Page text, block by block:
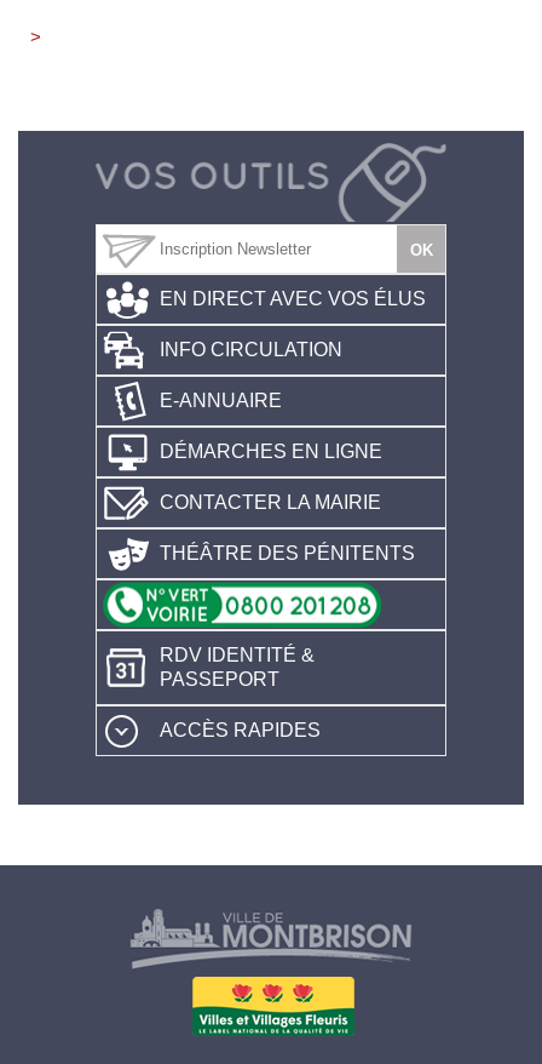
>
EN DIRECT AVEC VOS ÉLUS
INFO CIRCULATION
E-ANNUAIRE
DÉMARCHES EN LIGNE
CONTACTER LA MAIRIE
THÉÂTRE DES PÉNITENTS
RDV IDENTITÉ &
PASSEPORT
ACCÈS RAPIDES